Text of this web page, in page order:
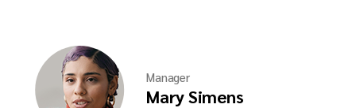
Manager
Mary Simens